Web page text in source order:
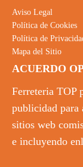
Aviso Legal
Política de Cookies
Política de
Mapa del Sitio
ACUERDO
Ferreteria TOP
publicidad para
sitios web
e incluyendo